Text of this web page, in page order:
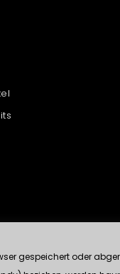
gespeichert oder